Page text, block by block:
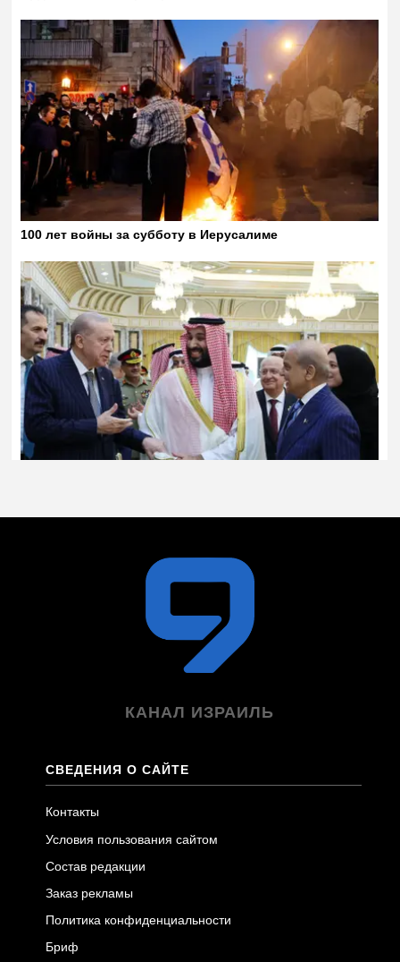
КАНАЛ ИЗРАИЛЬ
СВЕДЕНИЯ О САЙТЕ
Контакты
Условия пользования сайтом
Состав редакции
Заказ рекламы
Политика конфиденциальности
Бриф